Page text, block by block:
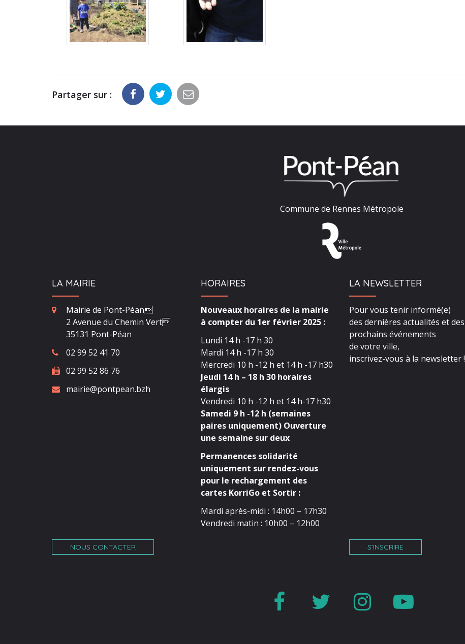
Partager sur :
Commune de Rennes Métropole
LA MAIRIE
Mairie de Pont-Péan
2 Avenue du Chemin Vert
35131 Pont-Péan
02 99 52 41 70
02 99 52 86 76
mairie@pontpean.bzh
NOUS CONTACTER
HORAIRES
Nouveaux horaires de la mairie
à compter du 1er février 2025 :
Lundi 14 h -17 h 30
Mardi 14 h -17 h 30
Mercredi 10 h -12 h et 14 h -17 h30
Jeudi 14 h – 18 h 30 horaires
élargis
Vendredi 10 h -12 h et 14 h-17 h30
Samedi 9 h -12 h (semaines
paires uniquement) Ouverture
une semaine sur deux
Permanences solidarité
uniquement sur rendez-vous
pour le rechargement des
cartes KorriGo et Sortir :
Mardi après-midi : 14h00 – 17h30
Vendredi matin : 10h00 – 12h00
LA NEWSLETTER
Pour vous tenir informé(e)
des dernières actualités et des
prochains événements
de votre ville,
inscrivez-vous à la newsletter !
S’INSCRIRE
Lien Lien Lien